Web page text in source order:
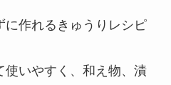
に作れるきゅうりレシピ
使いやすく、和え物、漬